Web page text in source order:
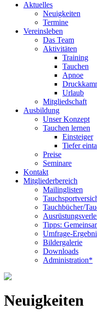
Aktuelles
Neuigkeiten
Termine
Vereinsleben
Das Team
Aktivitäten
Training
Tauchen
Apnoe
Urlaub
Mitgliedschaft
Ausbildung
Unser Konzept
Tauchen lernen
Einsteiger
Tiefer
Preise
Seminare
Kontakt
Mitgliederbereich
Mailinglisten
Tauchbücher/
Tipps:
Umfrage-
Bildergalerie
Downloads
Administration*
Neuigkeiten